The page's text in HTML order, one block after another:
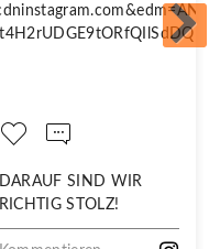
DARAUF SIND WIR
RICHTIG STOLZ!